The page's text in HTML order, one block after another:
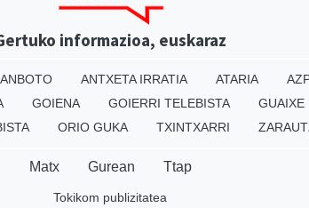
informazioa, euskaraz
ANBOTO ANTXETA IRRATIA ATARIA
GOIENA GOIERRI TELEBISTA GUAIXE
ORIO GUKA TXINTXARRI
Matx Gurean Ttap
Tokikom publizitatea